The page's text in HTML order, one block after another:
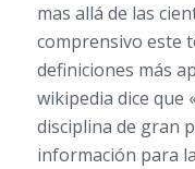
mas allá de las
comprensivo este
definiciones más
wikipedia dice que
disciplina de gran
información para